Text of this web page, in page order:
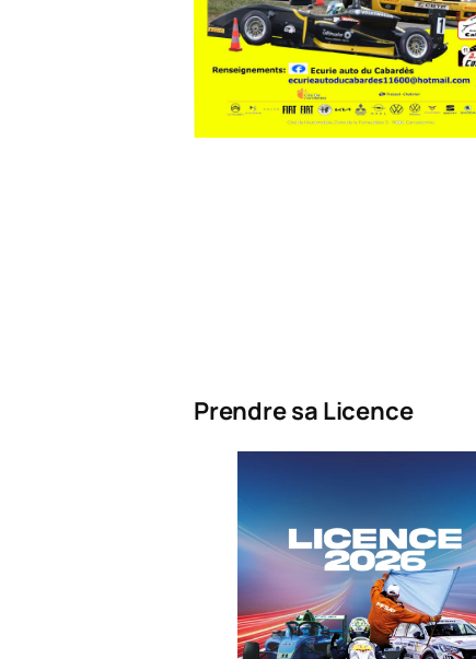
Prendre sa Licence